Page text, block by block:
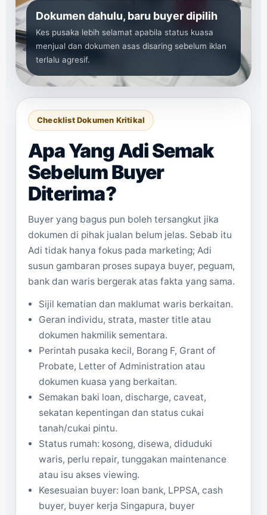
Dokumen dahulu, baru buyer dipilih
Kes pusaka lebih selamat apabila status kuasa
menjual dan dokumen asas disaring sebelum iklan
terlalu agresif.
Checklist Dokumen Kritikal
Apa Yang Adi Semak
Sebelum Buyer
Diterima?
Buyer yang bagus pun boleh tersangkut jika
dokumen di pihak jualan belum jelas. Sebab itu
Adi tidak hanya fokus pada marketing; Adi
susun gambaran proses supaya buyer, peguam,
bank dan waris bergerak atas fakta yang sama.
Sijil kematian dan maklumat waris berkaitan.
Geran individu, strata, master title atau
dokumen hakmilik sementara.
Perintah pusaka kecil, Borang F, Grant of
Probate, Letter of Administration atau
dokumen kuasa yang berkaitan.
Semakan baki loan, discharge, caveat,
sekatan kepentingan dan status cukai
tanah/cukai pintu.
Status rumah: kosong, disewa, diduduki
waris, perlu repair, tunggakan maintenance
atau isu akses viewing.
Kesesuaian buyer: loan bank, LPPSA, cash
buyer, buyer kerja Singapura, buyer